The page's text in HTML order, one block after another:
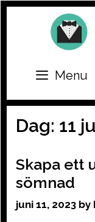
content
Menu
Dag: 11
Skapa ett
sömnad
juni 11, 2023 by